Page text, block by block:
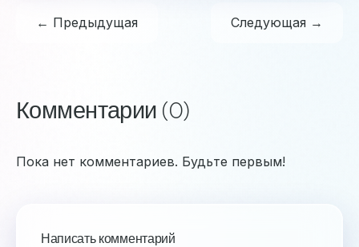
← Предыдущая Следующая →
Комментарии (0)
Пока нет комментариев. Будьте первым!
Написать комментарий